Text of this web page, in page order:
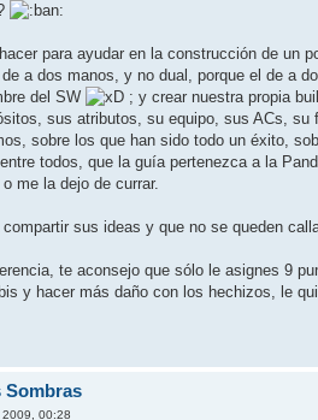
para ayudar en la construcción de un
a dos manos, y no dual, porque el de a
del SW
; y crear nuestra propia
sus atributos, su equipo, sus ACs,
sobre los que han sido todo un éxito,
todos, que la guía pertenezca a la
me la dejo de currar.
sus ideas y que no se queden
te aconsejo que sólo le asignes 9
y hacer más daño con los hechizos, le
Sombras
00:28